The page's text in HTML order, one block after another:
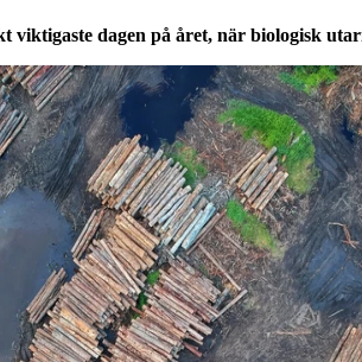
viktigaste dagen på året, när biologisk